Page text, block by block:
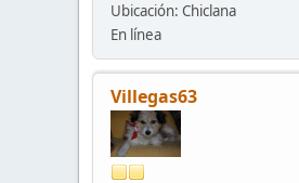
Ubicación: Chiclana
En línea
Villegas63